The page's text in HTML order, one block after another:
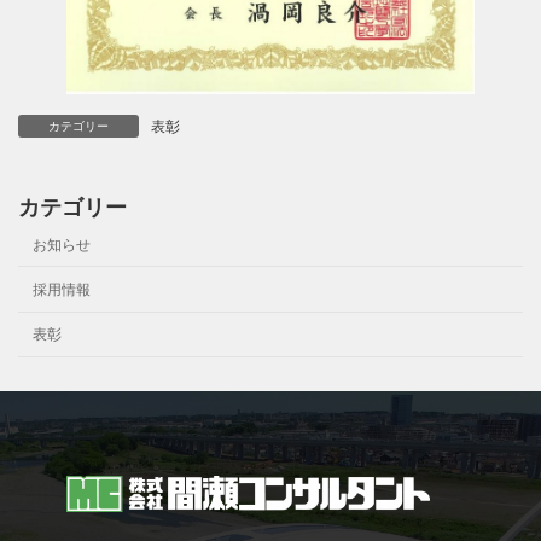
カテゴリー 表彰
カテゴリー
お知らせ
採用情報
表彰